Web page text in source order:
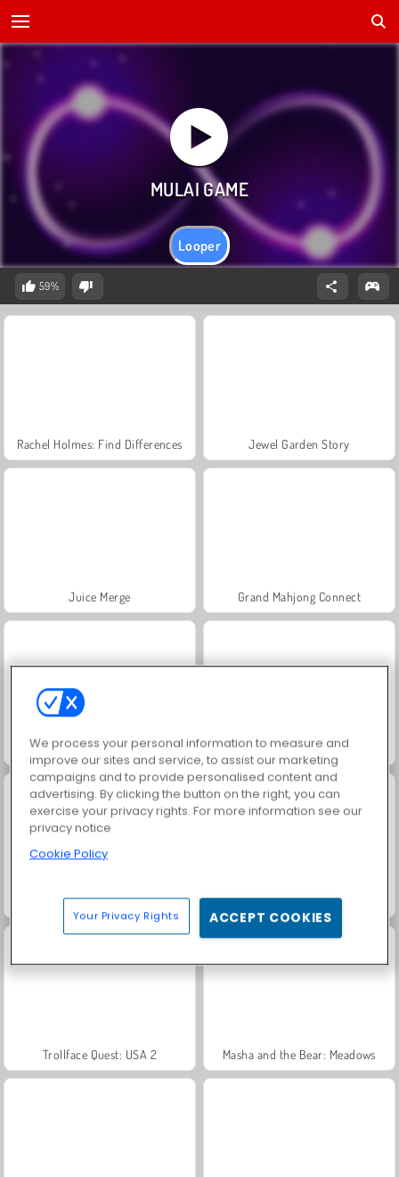
Looper
59%
Rachel Holmes: Find Differences Jewel Garden Story
Juice Merge Grand Mahjong Connect
Fashion Princess - Dress Up for Girls Scala 40
Farm Merge Valley Solitaire Social
Trollface Quest: USA 2 Masha and the Bear: Meadows
We process your personal information to measure and
improve our sites and service, to assist our marketing
campaigns and to provide personalised content and
advertising. By clicking the button on the right, you can
exercise your privacy rights. For more information see our
privacy notice
Cookie Policy
Your Privacy Rights ACCEPT COOKIES